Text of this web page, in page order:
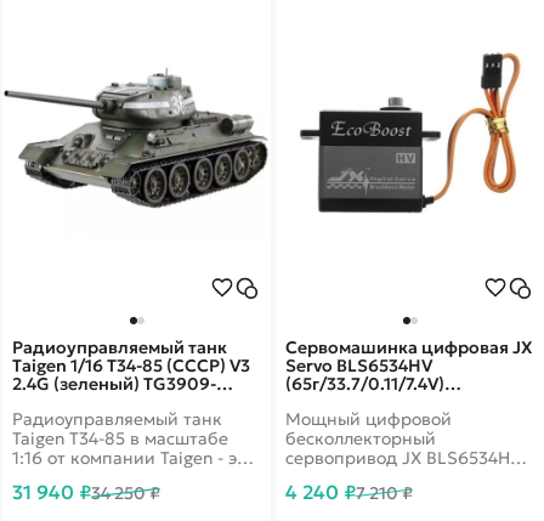
Радиоуправляемый танк
Taigen 1/16 T34-85 (СССР) V3
2.4G (зеленый) TG3909-
Радиоуправляемый танк
Taigen T34-85 в масштабе
1:16 от компании Taigen - это
модель, имеющая высокий
31 940 ₽34 250 ₽
Сервомашинка цифровая JX
Servo BLS6534HV
(65г/33.7/0.11/7.4V)
BLS6534HV
Мощный цифровой
бесколлекторный
сервопривод JX BLS6534HV с
в алюминиевом корпусе.
4 240 ₽7 210 ₽